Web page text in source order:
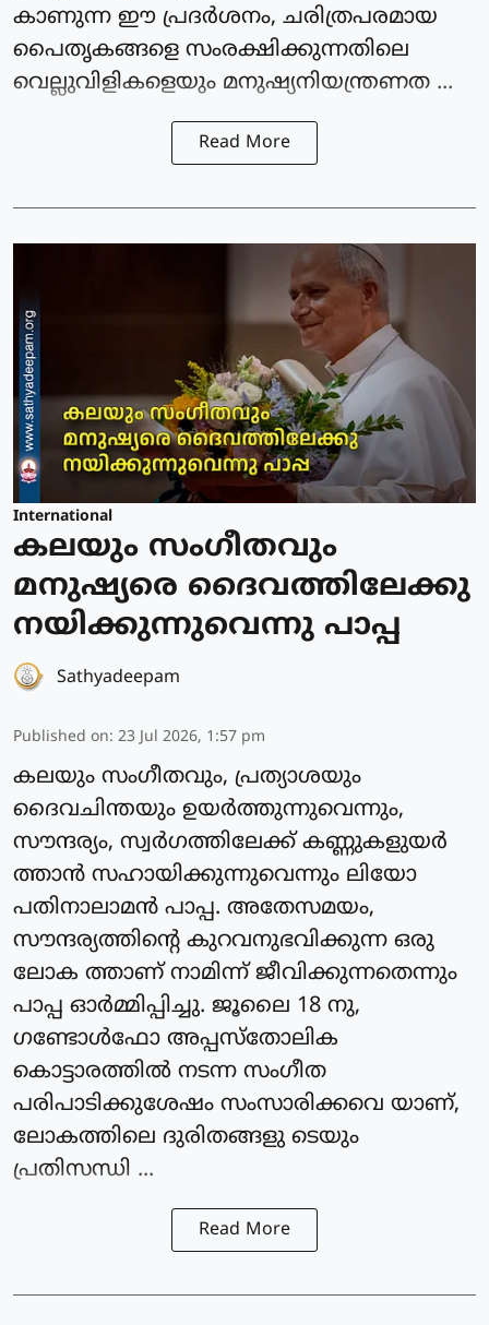
കാണുന്ന ഈ പ്രദര്‍ശനം, ചരിത്രപരമായ
പൈതൃകങ്ങളെ സംരക്ഷിക്കുന്നതിലെ
വെല്ലുവിളികളെയും മനുഷ്യനിയന്ത്രണത ...
Read More
International
കലയും സംഗീതവും
മനുഷ്യരെ ദൈവത്തിലേക്കു
നയിക്കുന്നുവെന്നു പാപ്പ
Sathyadeepam
Published on: 23 Jul 2026, 1:57 pm
കലയും സംഗീതവും, പ്രത്യാശയും
ദൈവചിന്തയും ഉയര്‍ത്തുന്നുവെന്നും,
സൗന്ദര്യം, സ്വർഗത്തിലേക്ക് കണ്ണുകളുയർ
ത്താന്‍ സഹായിക്കുന്നുവെന്നും ലിയോ
പതിനാലാമന്‍ പാപ്പ. അതേസമയം,
സൗന്ദര്യത്തിന്റെ കുറവനുഭവിക്കുന്ന ഒരു
ലോക ത്താണ് നാമിന്ന് ജീവിക്കുന്നതെന്നും
പാപ്പ ഓര്‍മ്മിപ്പിച്ചു. ജൂലൈ 18 നു,
ഗണ്ടോള്‍ഫോ അപ്പസ്‌തോലിക
കൊട്ടാരത്തില്‍ നടന്ന സംഗീത
പരിപാടിക്കുശേഷം സംസാരിക്കവെ യാണ്,
ലോകത്തിലെ ദുരിതങ്ങളു ടെയും
പ്രതിസന്ധി ...
Read More